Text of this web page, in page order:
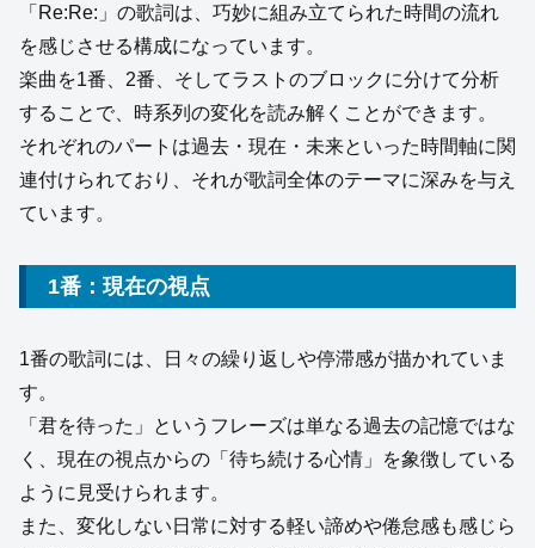
「Re:Re:」の歌詞は、巧妙に組み立てられた時間の流れ
を感じさせる構成になっています。
楽曲を1番、2番、そしてラストのブロックに分けて分析
することで、時系列の変化を読み解くことができます。
それぞれのパートは過去・現在・未来といった時間軸に関
連付けられており、それが歌詞全体のテーマに深みを与え
ています。
1番：現在の視点
1番の歌詞には、日々の繰り返しや停滞感が描かれていま
す。
「君を待った」というフレーズは単なる過去の記憶ではな
く、現在の視点からの「待ち続ける心情」を象徴している
ように見受けられます。
また、変化しない日常に対する軽い諦めや倦怠感も感じら